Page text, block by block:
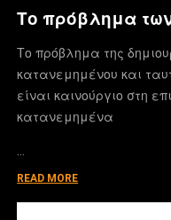
Το πρόβλημα
Το πρόβλημα της
κατανεμημένου και
είναι καινούργιο στη
κατανεμημένα
READ MORE